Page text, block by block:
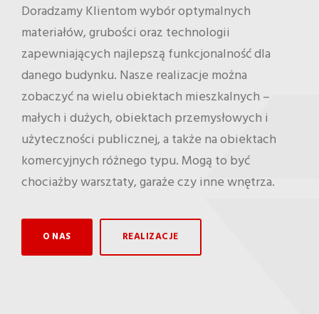
Doradzamy Klientom wybór optymalnych
materiałów, grubości oraz technologii
zapewniających najlepszą funkcjonalność dla
danego budynku. Nasze realizacje można
zobaczyć na wielu obiektach mieszkalnych –
małych i dużych, obiektach przemysłowych i
użyteczności publicznej, a także na obiektach
komercyjnych różnego typu. Mogą to być
chociażby warsztaty, garaże czy inne wnętrza.
O NAS REALIZACJE